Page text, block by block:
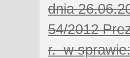
dnia
54/2012
r. w